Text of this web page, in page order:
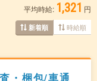
平均時給: 1,321 円
新着順 時給順
・梱包/車通